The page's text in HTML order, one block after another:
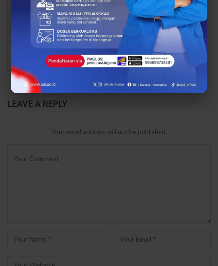
yang Mendukung
Mahasiswa Lebih Siap
Lapangan Dampingi
Keberangkatan
Mahasiswa UBSI Solo ke
Posko BSI…
NEXT
LEAVE A REPLY
Your email address will not be published.